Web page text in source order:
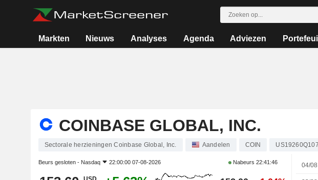
Markten Nieuws Analyses Agenda Adviezen
COINBASE GLOBAL, INC.
Sectorale herzieningen Coinbase Global, Inc. Aandelen COIN
Beurs gesloten - Nasdaq 22:00:00 07-08-2026 Nabeurs22:41:46 04/08